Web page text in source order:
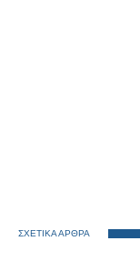
ΣΧΕΤΙΚΑ ΑΡΘΡΑ